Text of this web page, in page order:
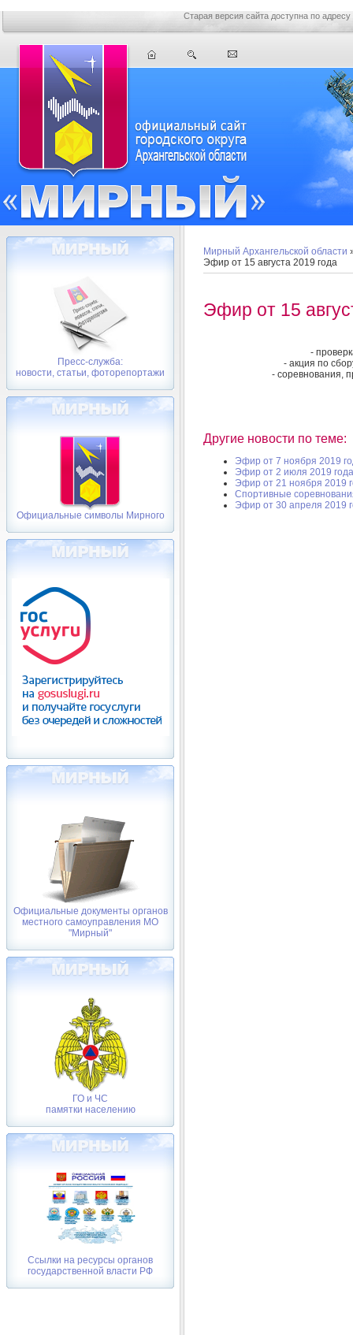
Старая версия сайта доступна по адресу
Пресс-служба:
новости, статьи, фоторепортажи
Официальные символы Мирного
Официальные документы органов
местного самоуправления МО
"Мирный"
ГО и ЧС
памятки населению
Ссылки на ресурсы органов
государственной власти РФ
Мирный Архангельской области
Эфир от 15 августа 2019 года
Эфир от 15
-
- акция по
- соревнования,
Другие новости по теме:
Эфир от 7 ноября 2019
Эфир от 2 июля 2019 года
Эфир от 21 ноября 2019
Спортивные
Эфир от 30 апреля 2019